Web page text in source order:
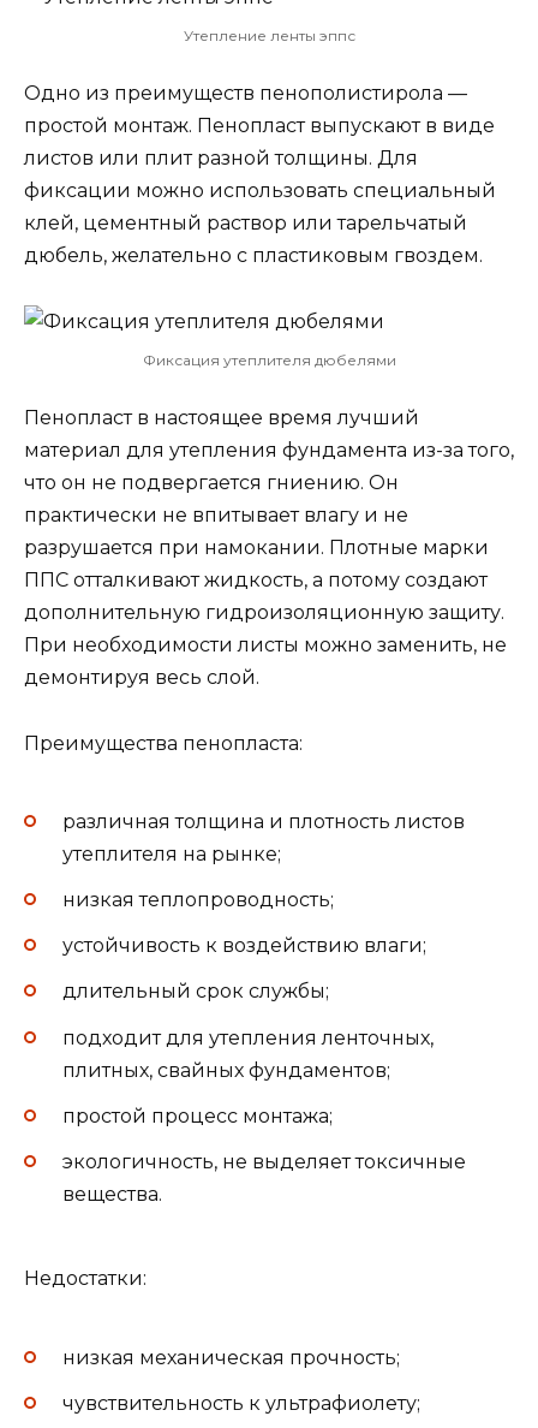
Утепление ленты эппс
Одно из преимуществ пенополистирола —
простой монтаж. Пенопласт выпускают в виде
листов или плит разной толщины. Для
фиксации можно использовать специальный
клей, цементный раствор или тарельчатый
дюбель, желательно с пластиковым гвоздем.
Фиксация утеплителя дюбелями
Пенопласт в настоящее время лучший
материал для утепления фундамента из-за того,
что он не подвергается гниению. Он
практически не впитывает влагу и не
разрушается при намокании. Плотные марки
ППС отталкивают жидкость, а потому создают
дополнительную гидроизоляционную защиту.
При необходимости листы можно заменить, не
демонтируя весь слой.
Преимущества пенопласта:
различная толщина и плотность листов
утеплителя на рынке;
низкая теплопроводность;
устойчивость к воздействию влаги;
длительный срок службы;
подходит для утепления ленточных,
плитных, свайных фундаментов;
простой процесс монтажа;
экологичность, не выделяет токсичные
вещества.
Недостатки:
низкая механическая прочность;
чувствительность к ультрафиолету;